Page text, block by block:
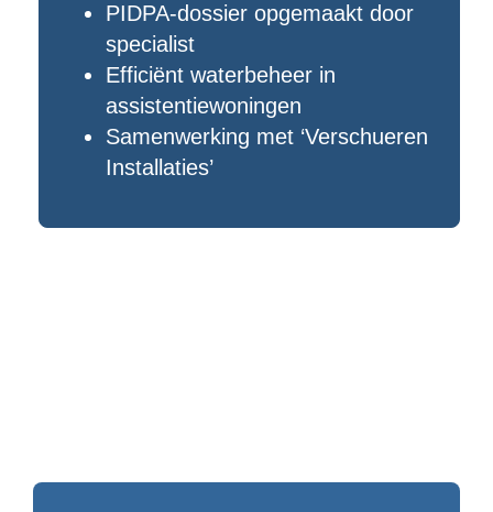
PIDPA-dossier opgemaakt door
specialist
Efficiënt waterbeheer in
assistentiewoningen
Samenwerking met ‘Verschueren
Installaties’